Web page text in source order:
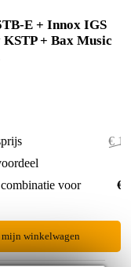
E + Innox IGS
KSTP + Bax Music
€
voor
€
winkelwagen